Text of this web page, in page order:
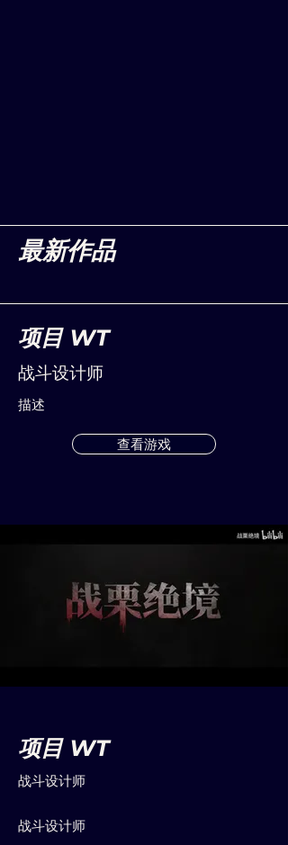
最新作品
项目 WT
战斗设计师
描述
查看游戏
项目 WT
战斗设计师
战斗设计师